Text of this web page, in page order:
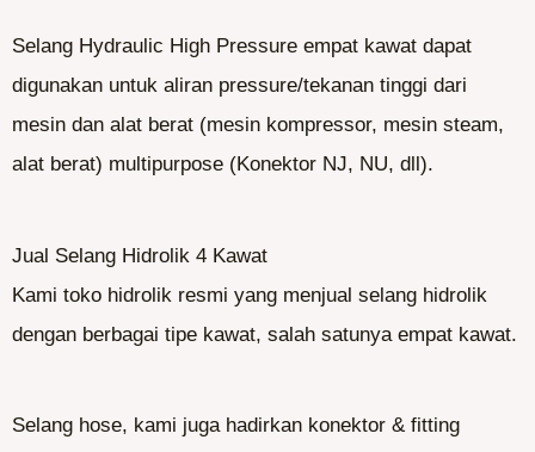
Selang Hydraulic High Pressure empat kawat dapat
digunakan untuk aliran pressure/tekanan tinggi dari
mesin dan alat berat (mesin kompressor, mesin steam,
alat berat) multipurpose (Konektor NJ, NU, dll).
Jual Selang Hidrolik 4 Kawat
Kami toko hidrolik resmi yang menjual selang hidrolik
dengan berbagai tipe kawat, salah satunya empat kawat.
Selang hose, kami juga hadirkan konektor & fitting